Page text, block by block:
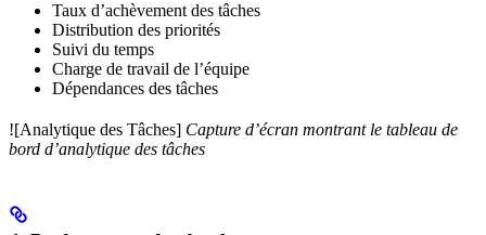
Taux d’achèvement des tâches
Distribution des priorités
Suivi du temps
Charge de travail de l’équipe
Dépendances des tâches
![Analytique des Tâches] Capture d’écran montrant le tableau de
bord d’analytique des tâches